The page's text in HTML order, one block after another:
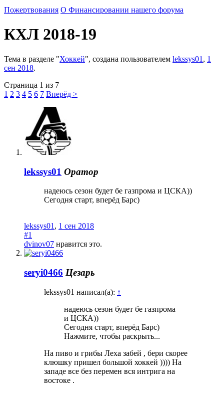
Пожертвования О Финансировании нашего форума
КХЛ 2018-19
Тема в разделе "Хоккей", создана пользователем lekssys01 , 1
сен 2018.
Страница 1 из 7
1 2 3 4 5 6 7 Вперёд >
lekssys01 Оратор
надеюсь сезон будет бе газпрома и ЦСКА))
Сегодня старт, вперёд Барс)
lekssys01 , 1 сен 2018
#1
dvinov07 нравится это.
seryi0466 Цезарь
lekssys01 написал(а): ↑
надеюсь сезон будет бе газпрома
и ЦСКА))
Сегодня старт, вперёд Барс)
Нажмите, чтобы раскрыть...
На пиво и грибы Леха забей , бери скорее
клюшку пришел большой хоккей )))) На
западе все без перемен вся интрига на
востоке .